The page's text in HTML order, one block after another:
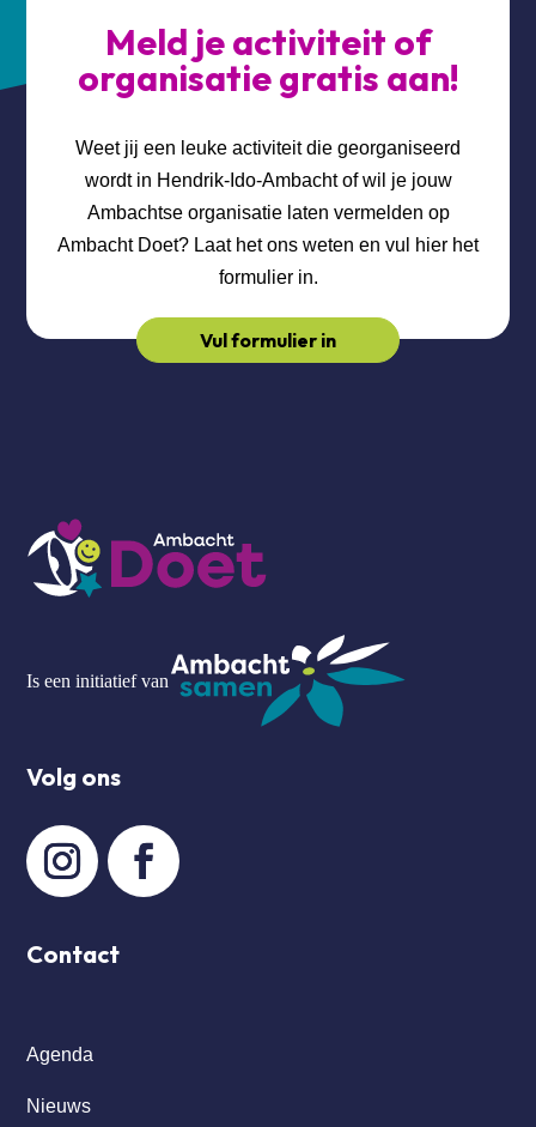
Meld je activiteit of
organisatie gratis aan!
Weet jij een leuke activiteit die georganiseerd
wordt in Hendrik-Ido-Ambacht of wil je jouw
Ambachtse organisatie laten vermelden op
Ambacht Doet? Laat het ons weten en vul hier het
formulier in.
Vul formulier in
Is een initiatief van
Volg ons
Contact
Agenda
Nieuws